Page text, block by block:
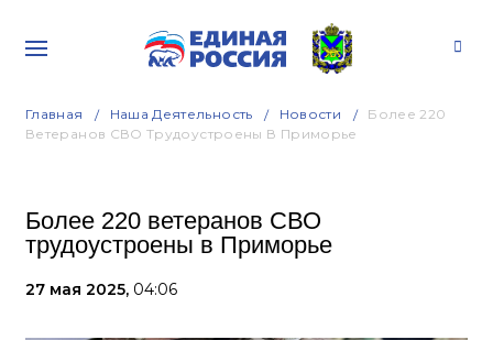
Главная Наша Деятельность Новости
Более 220
Ветеранов СВО Трудоустроены В Приморье
Более 220 ветеранов СВО
трудоустроены в Приморье
27 мая 2025, 04:06